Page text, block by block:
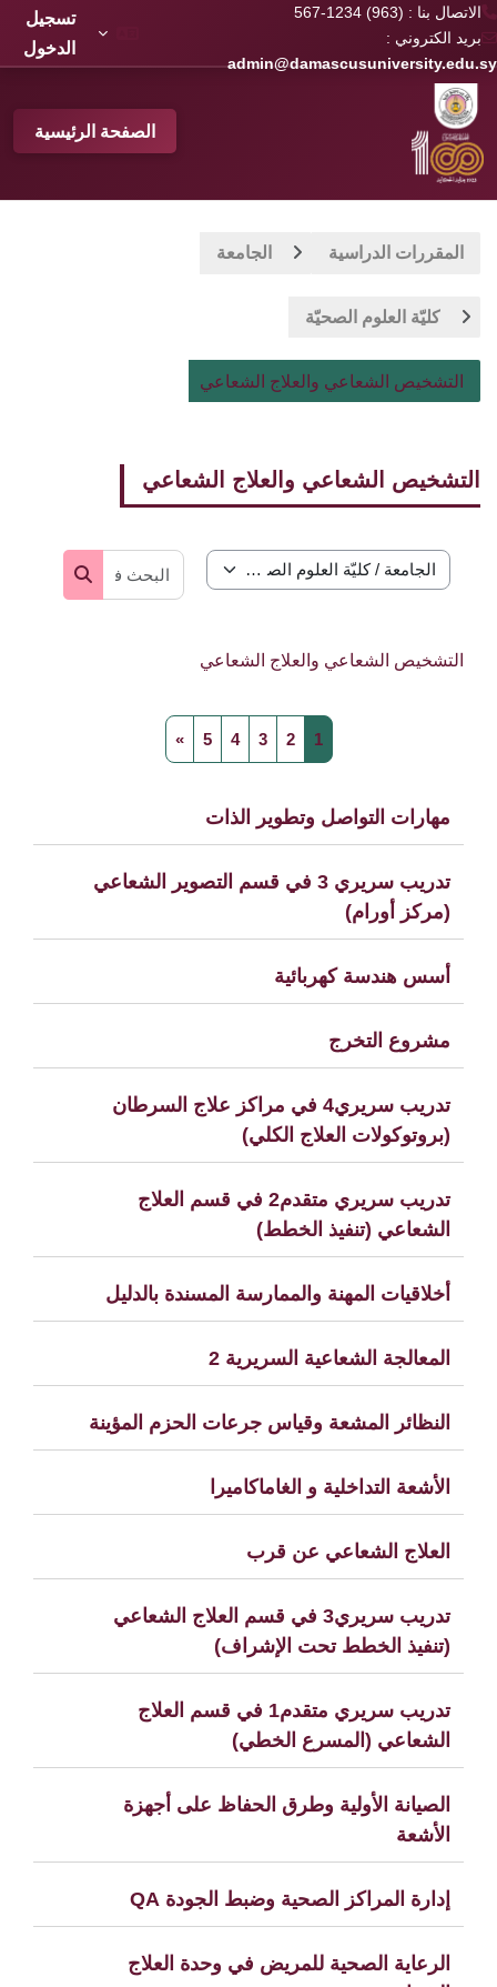
تخطى إلى المحتوى الرئيسي
الاتصال بنا : (963) 1234-567
بريد الكتروني :
admin@damascusuniversity.edu.sy
تسجيل
الدخول
الصفحة الرئيسية
المقررات الدراسية الجامعة
كليّة العلوم الصحيّة
التشخيص الشعاعي والعلاج الشعاعي
التشخيص الشعاعي والعلاج الشعاعي
تصنيفات المقررات
البحث في
البحث في
التشخيص الشعاعي والعلاج الشعاعي
1 صفحة 1
2صفحة 2
3صفحة 3
4صفحة 4
5صفحة 5
»الصفحة التالية
مهارات التواصل وتطوير الذات
تدريب سريري 3 في قسم التصوير الشعاعي
(مركز أورام)
أسس هندسة كهربائية
مشروع التخرج
تدريب سريري4 في مراكز علاج السرطان
(بروتوكولات العلاج الكلي)
تدريب سريري متقدم2 في قسم العلاج
الشعاعي (تنفيذ الخطط)
أخلاقيات المهنة والممارسة المسندة بالدليل
المعالجة الشعاعية السريرية 2
النظائر المشعة وقياس جرعات الحزم المؤينة
الأشعة التداخلية و الغاماكاميرا
العلاج الشعاعي عن قرب
تدريب سريري3 في قسم العلاج الشعاعي
(تنفيذ الخطط تحت الإشراف)
تدريب سريري متقدم1 في قسم العلاج
الشعاعي (المسرع الخطي)
الصيانة الأولية وطرق الحفاظ على أجهزة
الأشعة
إدارة المراكز الصحية وضبط الجودة QA
الرعاية الصحية للمريض في وحدة العلاج